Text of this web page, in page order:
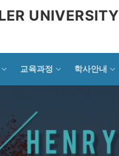
UNIVERSITY
교육과정 학사안내